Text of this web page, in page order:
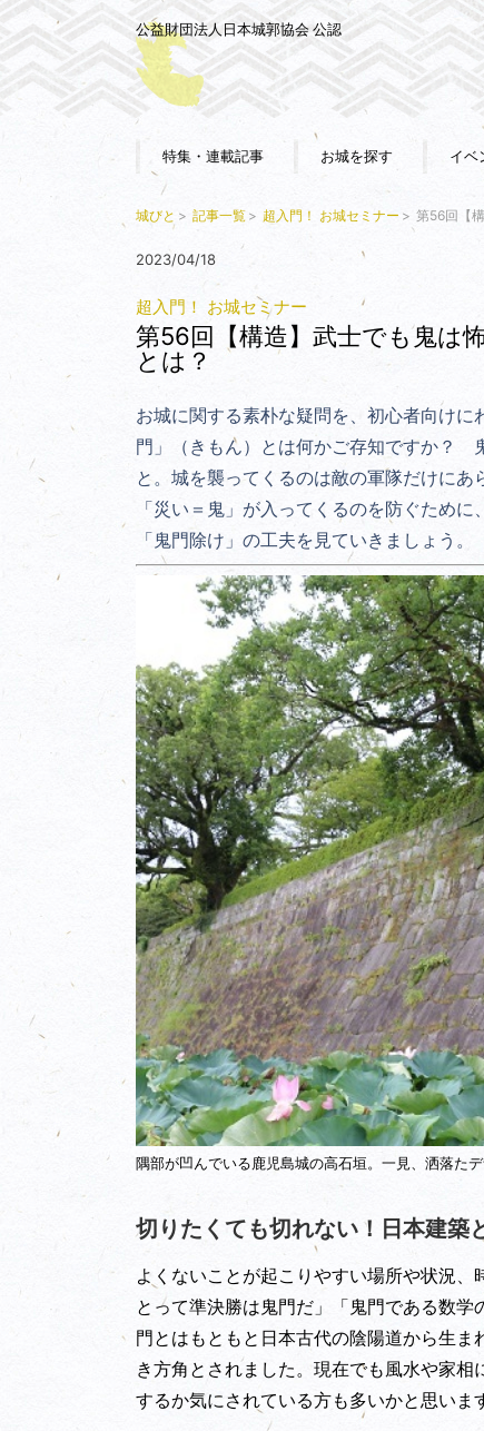
公益財団法人日本城郭協会 公認
特集・連載記事 お城を探す イベ
城びと 記事一覧 超入門！ お城セミナー 第56回【
2023/04/18
超入門！ お城セミナー
第56回【構造】武士でも鬼は
とは？
お城に関する素朴な疑問を、初心者向け
門」（きもん）とは何かご存知ですか？
と 。 城を襲ってくるのは敵の軍隊だけに
「災い＝鬼」が入ってくるのを防ぐため
「鬼門除け」の工夫を見ていきましょう。
隅部が凹んでいる鹿児島城の高石垣。一見、洒落た
切りたくても切れない！日本建築
よくないことが起こりやすい場所や状況
とって準決勝は鬼門だ」「鬼門である数
門とはもともと日本古代の陰陽道から生
き方角とされました。現在でも風水や家
するか気にされている方も多いかと思いま